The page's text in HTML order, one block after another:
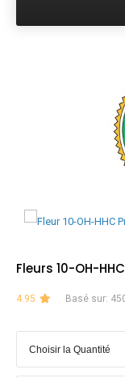
Fleurs 10-OH-
4.95 Basé sur: